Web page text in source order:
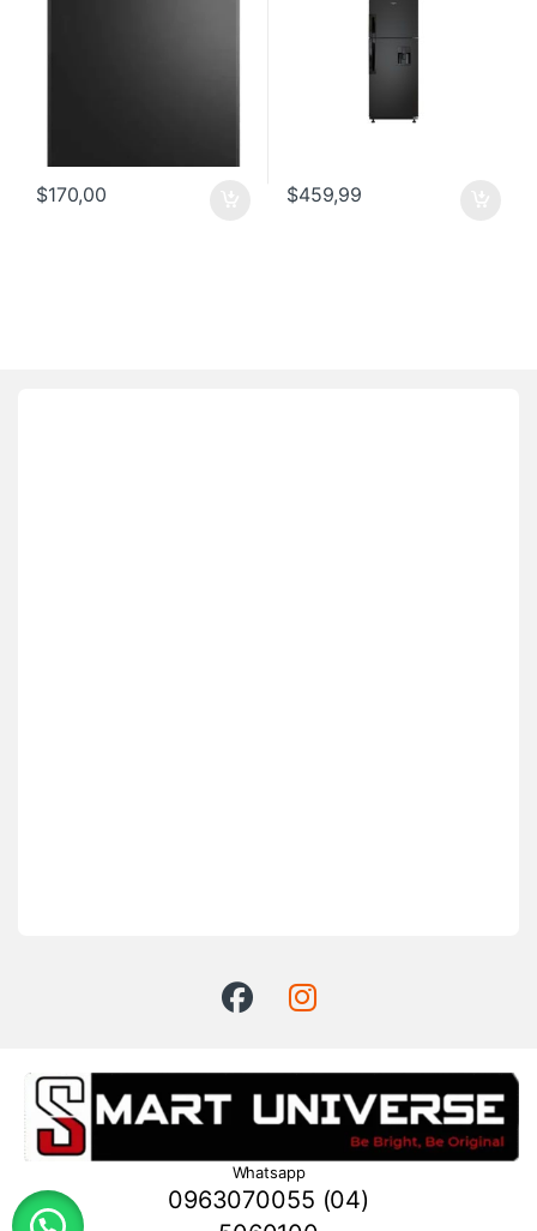
$170,00 $459,99
Whatsapp
0963070055 (04)